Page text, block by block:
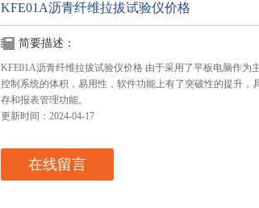
KFE01A沥青纤维拉拔试验仪价格
简要描述：
KFE01A沥青纤维拉拔试验仪价格 由于采用了平板电脑作为
控制系统的体积，易用性，软件功能上有了突破性的提升，
存和报表管理功能。
更新时间：2024-04-17
在线留言